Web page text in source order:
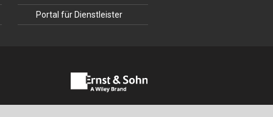
Portal für Dienstleister